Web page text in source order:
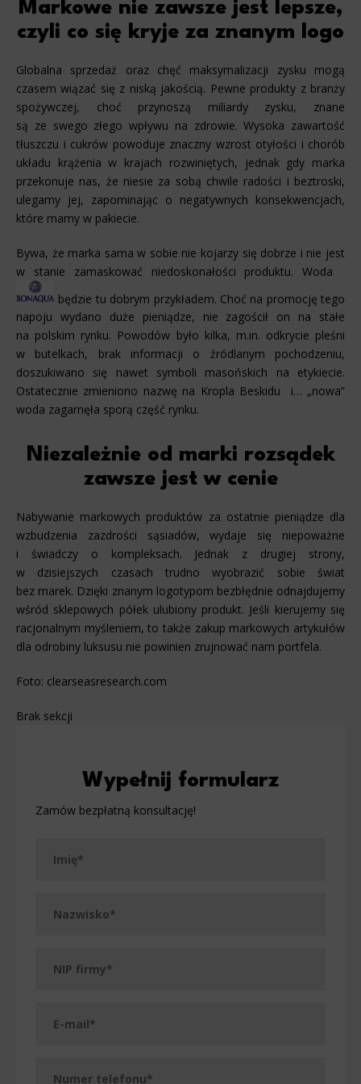
Wypełnij formularz
Zamów bezpłatną konsultację!
Markowe nie zawsze jest lepsze,
czyli co się kryje za znanym logo
Globalna sprzedaż oraz chęć maksymalizacji zysku mogą
czasem wiązać się z niską jakością. Pewne produkty z branży
spożywczej, choć przynoszą miliardy zysku, znane
są ze swego złego wpływu na zdrowie. Wysoka zawartość
tłuszczu i cukrów powoduje znaczny wzrost otyłości i chorób
układu krążenia w krajach rozwiniętych, jednak gdy marka
przekonuje nas, że niesie za sobą chwile radości i beztroski,
ulegamy jej, zapominając o negatywnych konsekwencjach,
które mamy w pakiecie.
Bywa, że marka sama w sobie nie kojarzy się dobrze i nie jest
w stanie zamaskować niedoskonałości produktu. Woda
będzie tu dobrym przykładem. Choć na promocję tego
napoju wydano duże pieniądze, nie zagościł on na stałe
na polskim rynku. Powodów było kilka, m.in. odkrycie pleśni
w butelkach, brak informacji o źródlanym pochodzeniu,
doszukiwano się nawet symboli masońskich na etykiecie.
Ostatecznie zmieniono nazwę na Kropla Beskidu i… „nowa”
woda zagarnęła sporą część rynku.
Niezależnie od marki rozsądek
zawsze jest w cenie
Nabywanie markowych produktów za ostatnie pieniądze dla
wzbudzenia zazdrości sąsiadów, wydaje się niepoważne
i świadczy o kompleksach. Jednak z drugiej strony,
w dzisiejszych czasach trudno wyobrazić sobie świat
bez marek. Dzięki znanym logotypom bezbłędnie odnajdujemy
wśród sklepowych półek ulubiony produkt. Jeśli kierujemy się
racjonalnym myśleniem, to także zakup markowych artykułów
dla odrobiny luksusu nie powinien zrujnować nam portfela.
Foto: clearseasresearch.com
Brak sekcji